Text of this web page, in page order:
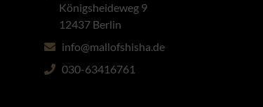
Königsheideweg 9
12437 Berlin
info@mallofshisha.de
030-63416761